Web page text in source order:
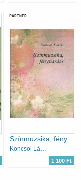
PARTNER
Színmuzsika, fényvarázs
Koncsol László
1 100 Ft